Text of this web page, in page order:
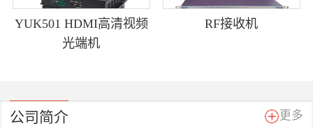
YUK501 HDMI高清视频
光端机
RF接收机
公司简介 更多